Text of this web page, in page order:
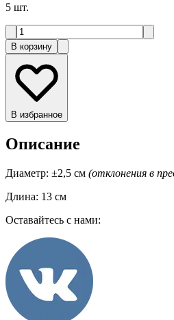
5 шт.
В корзину
В избранное
Описание
Диаметр: ±2,5 см (отклонения в
Длина: 13 см
Оставайтесь с нами: